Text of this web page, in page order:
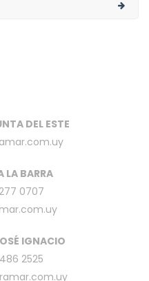
DEL ESTE
LA BARRA
0707
IGNACIO
2525